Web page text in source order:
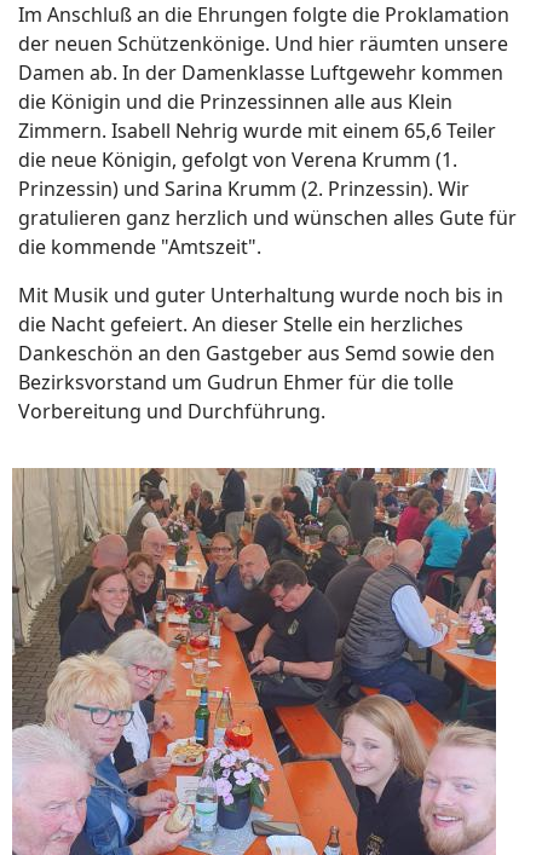
Im Anschluß an die Ehrungen folgte die Proklamation
der neuen Schützenkönige. Und hier räumten unsere
Damen ab. In der Damenklasse Luftgewehr kommen
die Königin und die Prinzessinnen alle aus Klein
Zimmern. Isabell Nehrig wurde mit einem 65,6 Teiler
die neue Königin, gefolgt von Verena Krumm (1.
Prinzessin) und Sarina Krumm (2. Prinzessin). Wir
gratulieren ganz herzlich und wünschen alles Gute für
die kommende "Amtszeit".
Mit Musik und guter Unterhaltung wurde noch bis in
die Nacht gefeiert. An dieser Stelle ein herzliches
Dankeschön an den Gastgeber aus Semd sowie den
Bezirksvorstand um Gudrun Ehmer für die tolle
Vorbereitung und Durchführung.